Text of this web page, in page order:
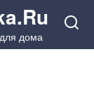
дома